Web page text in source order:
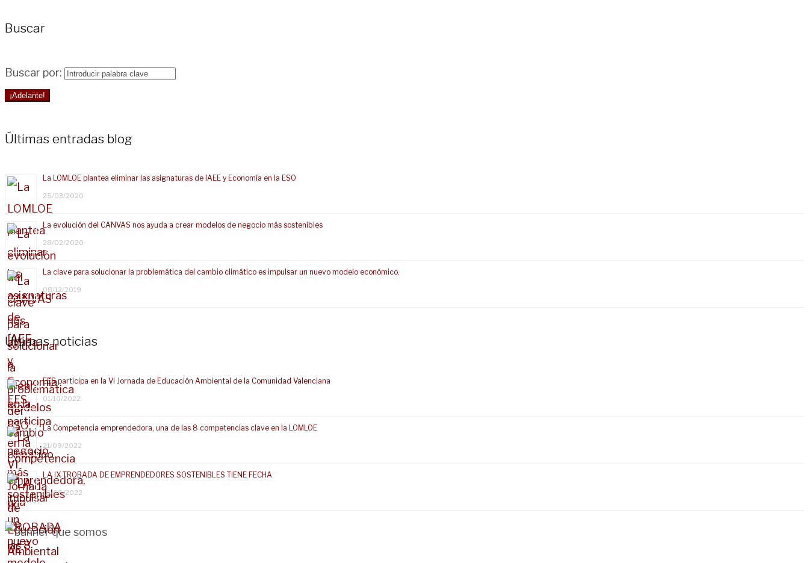
Buscar
Buscar por:
¡Adelante!
Últimas entradas blog
La LOMLOE plantea eliminar las asignaturas de IAEE y Economía en la ESO
25/03/2020
La evolución del CANVAS nos ayuda a crear modelos de negocio más sostenibles
28/02/2020
La clave para solucionar la problemática del cambio climático es impulsar un nuevo modelo económico.
08/12/2019
Últimas noticias
EES participa en la VI Jornada de Educación Ambiental de la Comunidad Valenciana
01/10/2022
La Competencia emprendedora, una de las 8 competencias clave en la LOMLOE
21/09/2022
LA IX TROBADA DE EMPRENDEDORES SOSTENIBLES TIENE FECHA
16/05/2022